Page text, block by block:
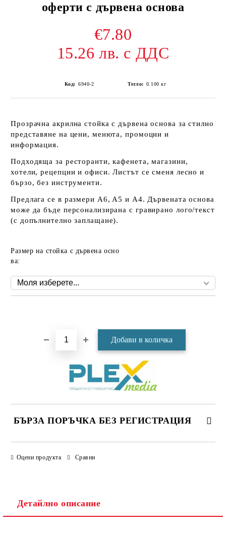
оферти с дървена основа
€7.80
15.26 лв. с ДДС
Код: 6940-2 Тегло: 0.100 кг
Прозрачна акрилна стойка с дървена основа за стилно
представяне на цени, менюта, промоции и
информация.
Подходяща за ресторанти, кафенета, магазини,
хотели, рецепции и офиси. Листът се сменя лесно и
бързо, без инструменти.
Предлага се в размери A6, A5 и A4. Дървената основа
може да бъде персонализирана с гравирано лого/текст
(с допълнително заплащане).
Размер на стойка с дървена осно
ва:
БЪРЗА ПОРЪЧКА БЕЗ РЕГИСТРАЦИЯ
Оцени продукта Сравни
Детайлно описание